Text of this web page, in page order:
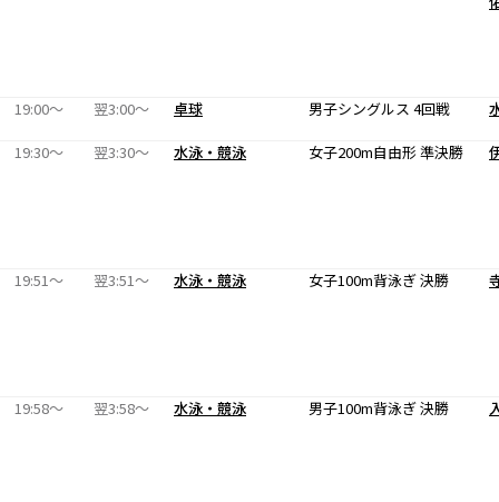
19:00〜 翌3:00〜 卓球 男子シングルス 4回戦
19:30〜 翌3:30〜 水泳・競泳 女子200m自由形 準決勝
19:51〜 翌3:51〜 水泳・競泳 女子100m背泳ぎ 決勝
19:58〜 翌3:58〜 水泳・競泳 男子100m背泳ぎ 決勝